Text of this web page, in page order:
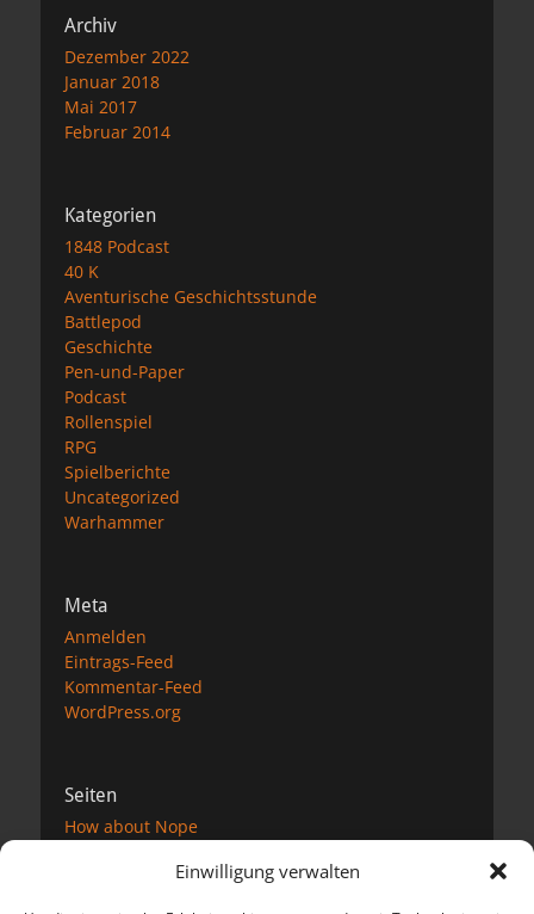
Einwilligung verwalten
Archiv
Dezember 2022
Januar 2018
Mai 2017
Februar 2014
Kategorien
1848 Podcast
40 K
Aventurische Geschichtsstunde
Battlepod
Geschichte
Pen-und-Paper
Podcast
Rollenspiel
RPG
Spielberichte
Uncategorized
Warhammer
Meta
Anmelden
Eintrags-Feed
Kommentar-Feed
WordPress.org
Seiten
How about Nope
Datenschutzerklärung